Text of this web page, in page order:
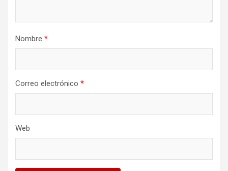
Nombre *
Correo electrónico *
Web